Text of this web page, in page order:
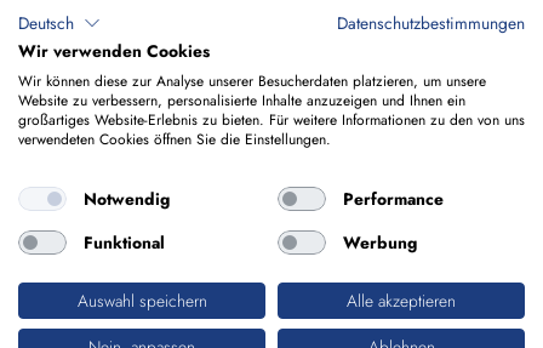
Brunnenstraße 29-31
40223 Düsseldorf
+49 211 9054-5
info@voessing.de
Impressum Datenschutz
Deutsch
Datenschutzbestimmungen
Wir verwenden Cookies
Wir können diese zur Analyse unserer Besucherdaten platzieren, um unsere
Website zu verbessern, personalisierte Inhalte anzuzeigen und Ihnen ein
großartiges Website-Erlebnis zu bieten. Für weitere Informationen zu den von uns
verwendeten Cookies öffnen Sie die Einstellungen.
Notwendig
Performance
Funktional
Werbung
Auswahl speichern
Alle akzeptieren